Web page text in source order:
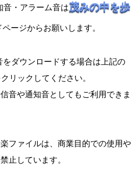
音・アラーム音は茂みの中を歩
ージからお願いします。
ダウンロードする場合は上記の
リックしてください。
音や通知音としてもご利用できま
ファイルは、商業目的での使用や
止しています。